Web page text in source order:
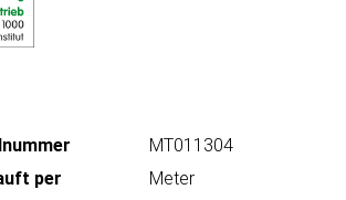
MT011304
per
Meter